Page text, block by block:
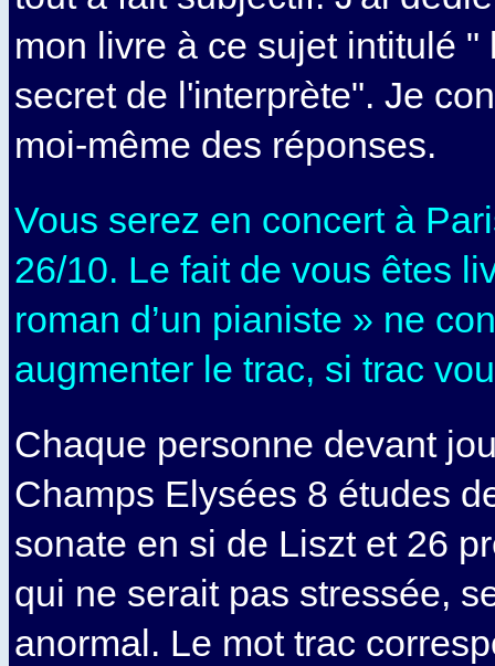
mon livre à ce sujet intitulé "
secret de l'interprète". Je
moi-même des réponses.
Vous serez en concert à
26/10. Le fait de vous êtes
roman d’un pianiste » ne
augmenter le trac, si trac
Chaque personne devant
Champs Elysées 8 études
sonate en si de Liszt et 26
qui ne serait pas stressée,
anormal. Le mot trac